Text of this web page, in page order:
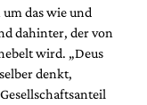
das wie und
dahinter, der von
wird. „Deus
denkt,